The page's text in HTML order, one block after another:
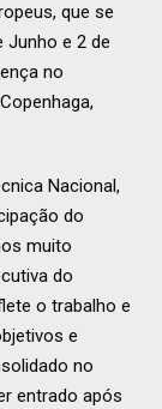
que se
Junho e 2 de
no
Nacional,
do
muito
do
o trabalho e
e
no
entrado após